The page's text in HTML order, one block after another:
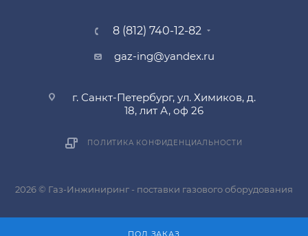
ПОД ЗАКАЗ
8 (812) 740-12-82
gaz-ing@yandex.ru
г. Санкт-Петербург, ул. Химиков, д.
18, лит А, оф 26
ПОЛИТИКА КОНФИДЕНЦИАЛЬНОСТИ
2026 © Газ-Инжиниринг - поставки газового оборудования